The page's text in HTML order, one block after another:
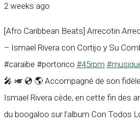
2 weeks ago
[Afro Caribbean Beats] Arrecotin
– Ismael Rivera con Cortijo y Su
#caraïbe #portorico #45rpm
🎤 🎺 💿 🌎 Accompagné de son
Ismael Rivera cède, en cette fin des
du boogaloo sur l’album Con Todos